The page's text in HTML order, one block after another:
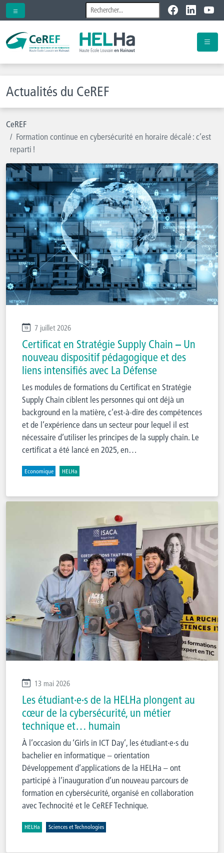
Actualités du CeREF
CeREF
Formation continue en cybersécurité en horaire décalé : c’est
reparti !
7 juillet 2026
Certificat en Stratégie Supply Chain – Un
nouveau dispositif pédagogique et des
liens intensifiés avec La Défense
Les modules de formations du Certificat en Stratégie
Supply Chain ciblent les personnes qui ont déjà un
background en la matière, c’est-à-dire des compétences
et de l’expérience dans un secteur pour lequel il est
nécessaire d’utiliser les principes de la supply chain. Le
certificat a été lancé en 2025, en…
Economique HELHa
13 mai 2026
Les étudiant·e·s de la HELHa plongent au
cœur de la cybersécurité, un métier
technique et… humain
À l’occasion du ‘Girls in ICT Day’, les étudiant·e·s du
bachelier en informatique – orientation
Développement d’applications de la HELHa – ont
participé à l’inauguration d’un nouveau parcours de
formation en cybersécurité, organisé en collaboration
avec Technocité et le CeREF Technique.
HELHa Sciences et Technologies